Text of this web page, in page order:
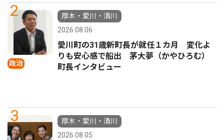
2
政治
厚木・愛川・清川
2026.08.06
愛川町の31歳新町長が就任１カ月 変化よ
りも安心感で船出 茅大夢（かやひろむ）
町長インタビュー
3
厚木・愛川・清川
2026.08.05